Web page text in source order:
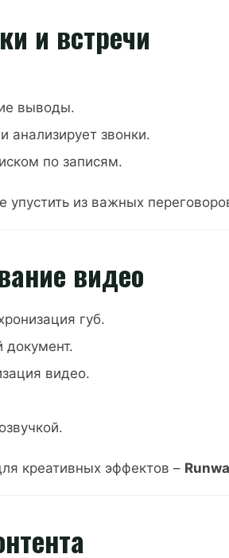
и встречи
выводы.
анализирует звонки.
по записям.
упустить из важных
видео
губ.
документ.
видео.
креативных эффектов –